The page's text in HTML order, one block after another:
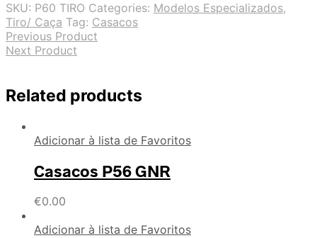
SKU: P60 TIRO Categories: Modelos Especializados,
Tiro/ Caça Tag: Casacos
Previous Product
Next Product
Related products
Adicionar à lista de Favoritos
Casacos P56 GNR
€0.00
Adicionar à lista de Favoritos